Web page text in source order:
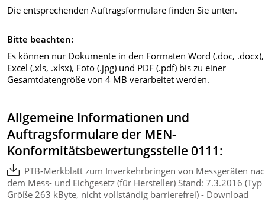
Die entsprechenden Auftragsformulare finden Sie unten.
Bitte beachten:
Es können nur Dokumente in den Formaten Word (.doc, .docx),
Excel (.xls, .xlsx), Foto (.jpg) und PDF (.pdf) bis zu einer
Gesamtdatengröße von 4 MB verarbeitet werden.
Allgemeine Informationen und
Auftragsformulare der MEN-
Konformitätsbewertungsstelle 0111:
PTB-Merkblatt zum Inverkehrbringen von Messgeräten
dem Mess- und Eichgesetz (für Hersteller) Stand: 7.3.2016
Größe 263 kByte, nicht vollständig barrierefrei) - Download